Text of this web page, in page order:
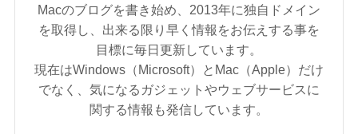
Macのブログを書き始め、2013年に独自ドメイン
を取得し、出来る限り早く情報をお伝えする事を
目標に毎日更新しています。
現在はWindows（Microsoft）とMac（Apple）だけ
でなく、気になるガジェットやウェブサービスに
関する情報も発信しています。